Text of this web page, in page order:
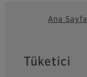
Ana Sayfa
Quick Links
Tüketici